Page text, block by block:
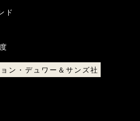
ド
ン・デュワー＆サンズ社